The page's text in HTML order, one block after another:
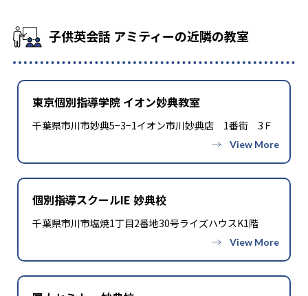
子供英会話 アミティーの近隣の教室
東京個別指導学院 イオン妙典教室
千葉県市川市妙典5−3−1イオン市川妙典店 1番街 3Ｆ
個別指導スクールIE 妙典校
千葉県市川市塩焼1丁目2番地30号ライズハウスK1階